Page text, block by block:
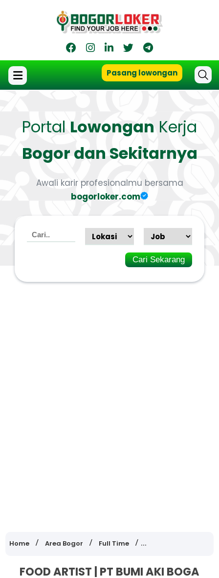
Pasang lowongan
Portal Lowongan Kerja
Bogor dan Sekitarnya
Awali karir profesionalmu bersama
bogorloker.com
Cari Sekarang
Home Area Bogor Full Time Lowongan Kerja
FOOD ARTIST | PT BUMI AKI BOGA